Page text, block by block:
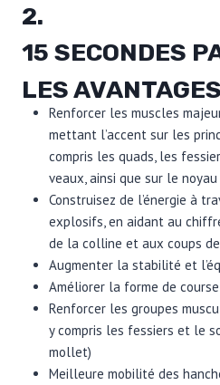
2.
15 SECONDES
LES AVANTAGES
Renforcer les muscles
mettant l’accent sur les
compris les quads, les
veaux, ainsi que sur le noyau
Construisez de l’énergie à
explosifs, en aidant au
de la colline et aux coups
Augmenter la stabilité et
Améliorer la forme de course
Renforcer les groupes
y compris les fessiers et le
mollet)
Meilleure mobilité des